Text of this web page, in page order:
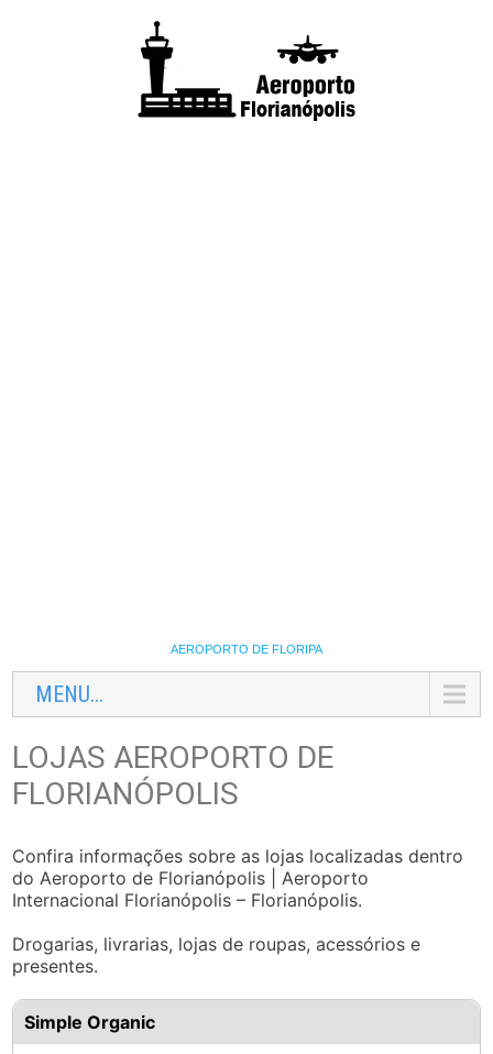
AEROPORTO DE FLORIPA
MENU...
LOJAS AEROPORTO DE
FLORIANÓPOLIS
Confira informações sobre as lojas localizadas dentro
do Aeroporto de Florianópolis | Aeroporto
Internacional Florianópolis – Florianópolis.
Drogarias, livrarias, lojas de roupas, acessórios e
presentes.
Simple Organic